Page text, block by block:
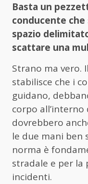
Basta un
conducente
spazio
scattare una
Strano ma vero.
stabilisce che i
guidano,
corpo
dovrebbero
le due mani ben
norma è
stradale e per la
incidenti.